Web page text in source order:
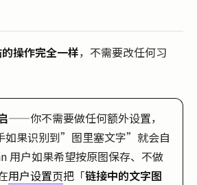
操作完全一样，不需要改任何习
——你不需要做任何额外设置，
如果识别到”图里塞文字”就会自
用户如果希望按原图保存、不做
用户设置页把「链接中的文字图